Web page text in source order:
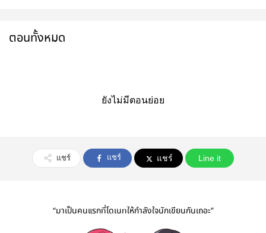
ตอนทั้งหมด
ยังไม่มีตอนย่อย
แชร์ แชร์ แชร์ Line it
“มาเป็นคนแรกที่โดเนทให้กำลังใจนักเขียนกันเถอะ”